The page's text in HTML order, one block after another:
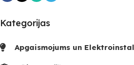
Kategorijas
Apgaismojums un